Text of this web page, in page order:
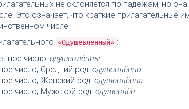
не склоняется по падежам, но
Это означает, что краткие
числе.
«Одушевленный» :
число: одушевлённы
число, Средний род: одушевлённо
число, Женский род: одушевлённа
число, Мужской род: одушевлён